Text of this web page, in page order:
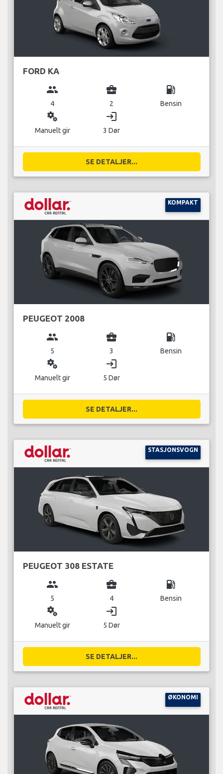
FORD KA
group
4
business_center
2
local_gas_station
Bensin
miscellaneous_services
Manuelt gir
login
3 Dør
SE DETALJER...
KOMPAKT
PEUGEOT 2008
group
5
business_center
3
local_gas_station
Bensin
miscellaneous_services
Manuelt gir
login
5 Dør
SE DETALJER...
STASJONSVOGN
PEUGEOT 308 ESTATE
group
5
business_center
4
local_gas_station
Bensin
miscellaneous_services
Manuelt gir
login
5 Dør
SE DETALJER...
ØKONOMI